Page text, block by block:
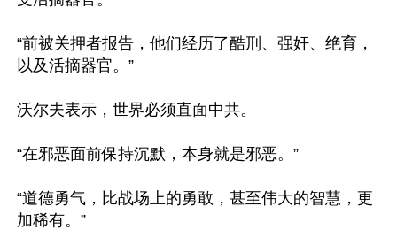
“前被关押者报告，他们经历了酷刑、强奸、绝育，
以及活摘器官。”
沃尔夫表示，世界必须直面中共。
“在邪恶面前保持沉默，本身就是邪恶。”
“道德勇气，比战场上的勇敢，甚至伟大的智慧，更
加稀有。”